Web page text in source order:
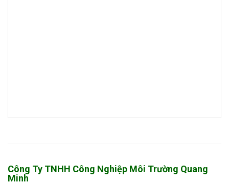
Công Ty TNHH Công Nghiệp Môi Trường Quang
Minh